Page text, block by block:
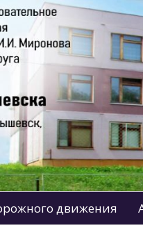
движения